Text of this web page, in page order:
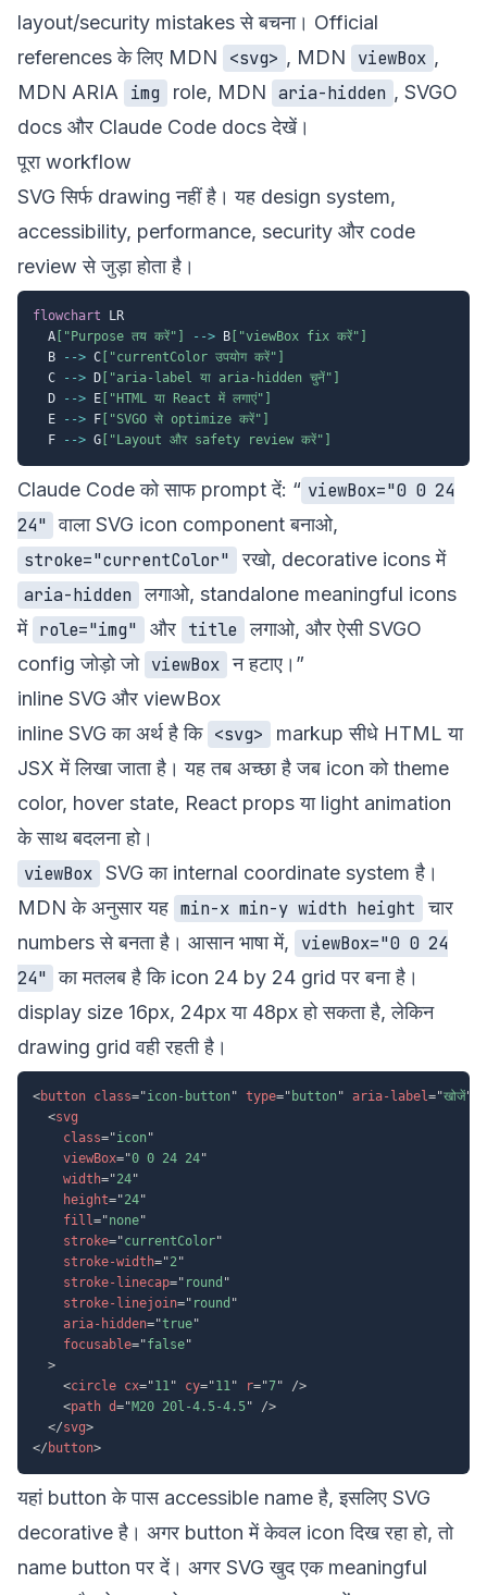
layout/security mistakes से बचना। Official
references के लिए MDN <svg> , MDN viewBox ,
MDN ARIA
img role, MDN aria-hidden , SVGO
docs और Claude Code docsदेखें।
पूरा workflow
SVG सिर्फ drawing नहीं है। यह design system,
accessibility, performance, security और code
review से जुड़ा होता है।
flowchart LR
  A
["Purpose तय करें"] --> B ["viewBox fix करें"]
  B
--> C ["currentColor उपयोग करें"]
  C
--> D ["aria-label या aria-hidden चुनें"]
  D
--> E ["HTML या React में लगाएं"]
  E
--> F ["SVGO से optimize करें"]
  F
--> G ["Layout और safety review करें"]
Claude Code को साफ prompt दें: “ viewBox="0 0 24
24" वाला SVG icon component बनाओ,
stroke="currentColor"
रखो, decorative icons में
aria-hidden लगाओ, standalone meaningful icons
में role="img" और title लगाओ, और ऐसी SVGO
config जोड़ो जो viewBox न हटाए।”
inline SVG और viewBox
inline SVG का अर्थ है कि <svg>
markup सीधे HTML या
JSX में लिखा जाता है। यह तब अच्छा है जब icon को theme
color, hover state, React props या light animation
के साथ बदलना हो।
viewBox SVG का internal coordinate system है।
MDN के अनुसार यह min-x min-y width height चार
numbers से बनता है। आसान भाषा में,
viewBox="0 0 24
24" का मतलब है कि icon 24 by 24 grid पर बना है।
display size 16px, 24px या 48px हो सकता है, लेकिन
drawing grid वही रहती है।
<button class="icon-button" type=" button" aria-label="खोजें"
<svg
class="icon"
viewBox="0 0 24 24"
width="24"
height="24"
fill="none"
stroke="currentColor"
stroke-width="2"
stroke-linecap=" round "
stroke-linejoin=" round "
aria-hidden="true"
focusable="false"
>
<circle cx="11" cy="11" r="7"
/>
<path d="M20 20l-4.5-4.5"
/>
</svg>
</ button>
यहां button के पास accessible name है, इसलिए SVG
decorative है। अगर button में केवल icon दिख रहा हो, तो
name button पर दें। अगर SVG खुद एक meaningful